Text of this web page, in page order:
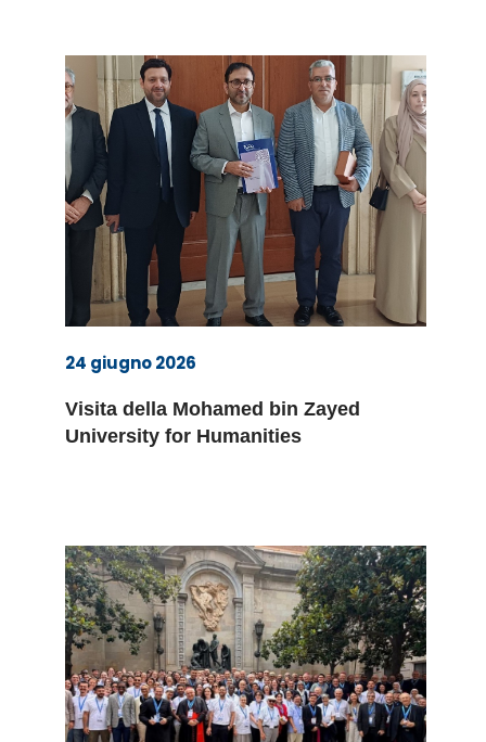
24 giugno 2026
Visita della Mohamed bin Zayed
University for Humanities